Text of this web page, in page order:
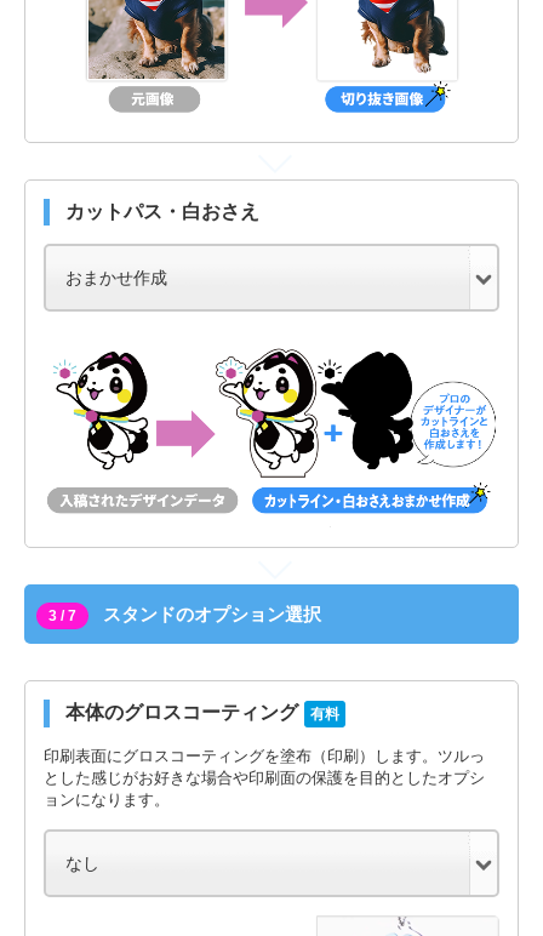
カットパス・白おさえ
3 / 7 スタンドのオプション選択
本体のグロスコーティング 有料
印刷表面にグロスコーティングを塗布（印刷）します。ツルっ
とした感じがお好きな場合や印刷面の保護を目的としたオプシ
ョンになります。